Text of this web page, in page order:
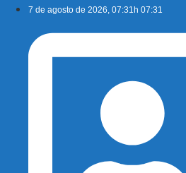
conteúdo
7 de agosto de 2026, 07:31h 07:31